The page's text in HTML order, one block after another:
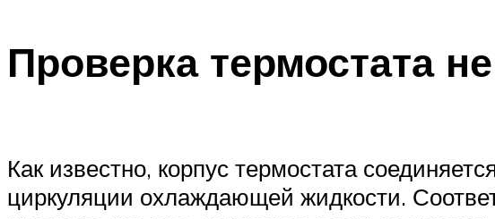
Проверка термостата
Как известно, корпус термостата
циркуляции охлаждающей жидкости.